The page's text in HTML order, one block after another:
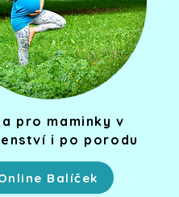
pro maminky v
i po porodu
Balíček